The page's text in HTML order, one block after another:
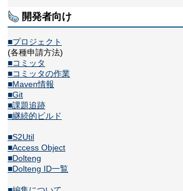
開発者向け
■プロジェクト
(各種申請方法)
■コミッタ
■コミッタの作業
■Maven情報
■Git
■課題追跡
■継続的ビルド
■S2Util
■Access Object
■Dolteng
■Dolteng ID一覧